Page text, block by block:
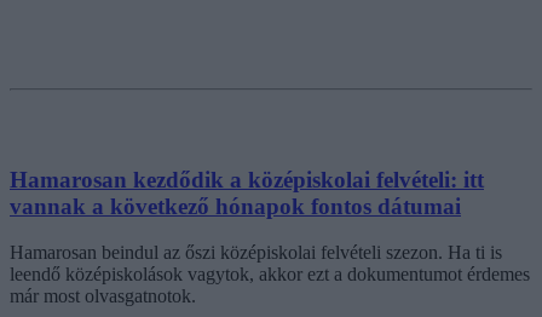
Hamarosan kezdődik a középiskolai felvételi: itt
vannak a következő hónapok fontos dátumai
Hamarosan beindul az őszi középiskolai felvételi szezon. Ha ti is
leendő középiskolások vagytok, akkor ezt a dokumentumot érdemes
már most olvasgatnotok.